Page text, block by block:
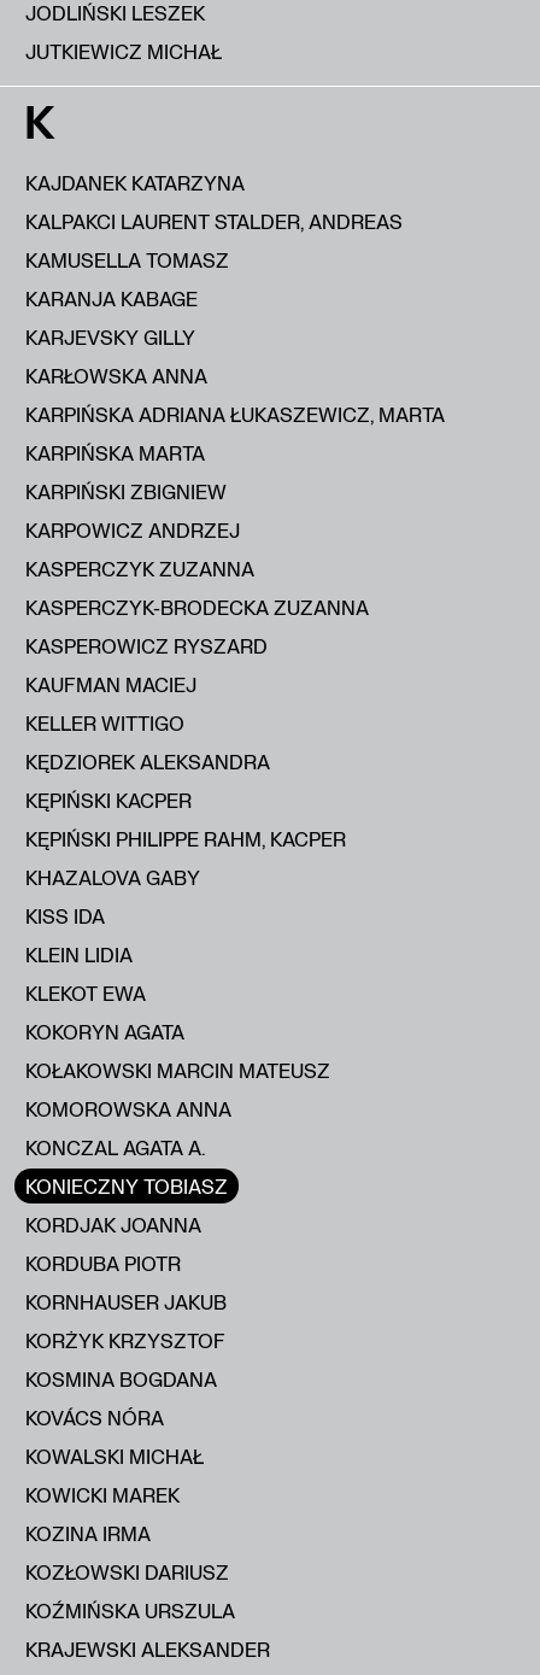
JODLIŃSKI LESZEK
JUTKIEWICZ MICHAŁ
K
KAJDANEK KATARZYNA
KALPAKCI LAURENT STALDER, ANDREAS
KAMUSELLA TOMASZ
KARANJA KABAGE
KARJEVSKY GILLY
KARŁOWSKA ANNA
KARPIŃSKA ADRIANA ŁUKASZEWICZ, MARTA
KARPIŃSKA MARTA
KARPIŃSKI ZBIGNIEW
KARPOWICZ ANDRZEJ
KASPERCZYK ZUZANNA
KASPERCZYK-BRODECKA ZUZANNA
KASPEROWICZ RYSZARD
KAUFMAN MACIEJ
KELLER WITTIGO
KĘDZIOREK ALEKSANDRA
KĘPIŃSKI KACPER
KĘPIŃSKI PHILIPPE RAHM, KACPER
KHAZALOVA GABY
KISS IDA
KLEIN LIDIA
KLEKOT EWA
KOKORYN AGATA
KOŁAKOWSKI MARCIN MATEUSZ
KOMOROWSKA ANNA
KONCZAL AGATA A.
KONIECZNY TOBIASZ
KORDJAK JOANNA
KORDUBA PIOTR
KORNHAUSER JAKUB
KORŻYK KRZYSZTOF
KOSMINA BOGDANA
KOVÁCS NÓRA
KOWALSKI MICHAŁ
KOWICKI MAREK
KOZINA IRMA
KOZŁOWSKI DARIUSZ
KOŹMIŃSKA URSZULA
KRAJEWSKI ALEKSANDER